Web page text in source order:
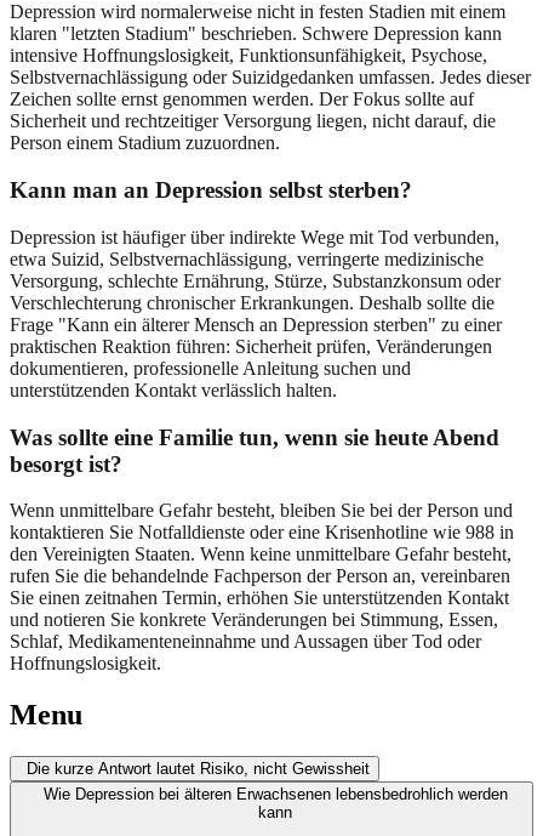
Depression wird normalerweise nicht in festen Stadien mit einem
klaren "letzten Stadium" beschrieben. Schwere Depression kann
intensive Hoffnungslosigkeit, Funktionsunfähigkeit, Psychose,
Selbstvernachlässigung oder Suizidgedanken umfassen. Jedes dieser
Zeichen sollte ernst genommen werden. Der Fokus sollte auf
Sicherheit und rechtzeitiger Versorgung liegen, nicht darauf, die
Person einem Stadium zuzuordnen.
Kann man an Depression selbst sterben?
Depression ist häufiger über indirekte Wege mit Tod verbunden,
etwa Suizid, Selbstvernachlässigung, verringerte medizinische
Versorgung, schlechte Ernährung, Stürze, Substanzkonsum oder
Verschlechterung chronischer Erkrankungen. Deshalb sollte die
Frage "Kann ein älterer Mensch an Depression sterben" zu einer
praktischen Reaktion führen: Sicherheit prüfen, Veränderungen
dokumentieren, professionelle Anleitung suchen und
unterstützenden Kontakt verlässlich halten.
Was sollte eine Familie tun, wenn sie heute Abend
besorgt ist?
Wenn unmittelbare Gefahr besteht, bleiben Sie bei der Person und
kontaktieren Sie Notfalldienste oder eine Krisenhotline wie 988 in
den Vereinigten Staaten. Wenn keine unmittelbare Gefahr besteht,
rufen Sie die behandelnde Fachperson der Person an, vereinbaren
Sie einen zeitnahen Termin, erhöhen Sie unterstützenden Kontakt
und notieren Sie konkrete Veränderungen bei Stimmung, Essen,
Schlaf, Medikamenteneinnahme und Aussagen über Tod oder
Hoffnungslosigkeit.
Menu
Die kurze Antwort lautet Risiko, nicht Gewissheit
Wie Depression bei älteren Erwachsenen lebensbedrohlich werden
kann